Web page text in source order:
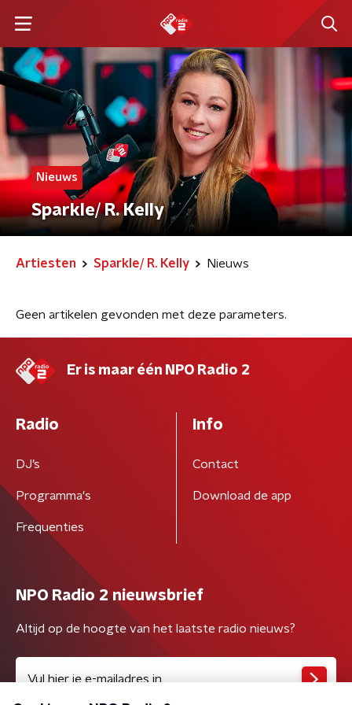
Nieuws
Sparkle/ R. Kelly
Artiesten Sparkle/ R. Kelly Nieuws
Geen artikelen gevonden met deze parameters.
Er is maar één NPO Radio 2
Radio
DJ’s
Programma's
Frequenties
Info
Contact
Download de app
NPO Radio 2 nieuwsbrief
Altijd op de hoogte van het laatste radio nieuws?